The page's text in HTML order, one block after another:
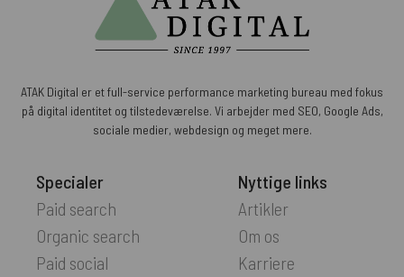
ATAK Digital er et full-service performance marketing bureau med fokus
på digital identitet og tilstedeværelse. Vi arbejder med SEO, Google Ads,
sociale medier, webdesign og meget mere.
Specialer
Paid search
Organic search
Paid social
Nyttige links
Artikler
Om os
Karriere